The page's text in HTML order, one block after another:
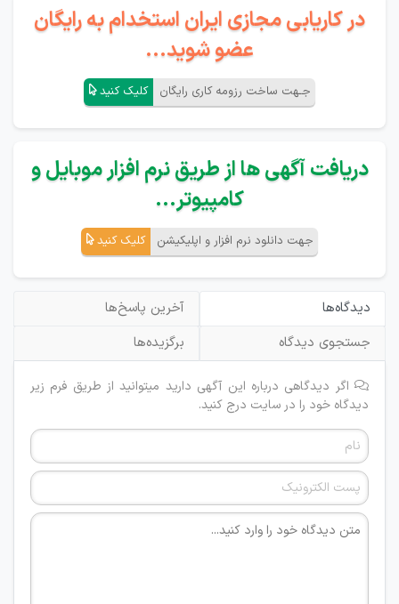
در کاریابی مجازی ایران استخدام به رایگان
عضو شوید...
جـهت ساخت رزومه کاری رایگان کلیک کنید
دریافت آگهی ها از طریق نرم افزار موبایل و
کامپیوتر...
جهت دانلود نرم افزار و اپلیکیشن کلیک کنید
دیدگاه‌ها
آخرین پاسخ‌ها
جستجوی دیدگاه
برگزیده‌ها
اگر دیدگاهی درباره این آگهی دارید میتوانید از طریق فرم زیر
دیدگاه خود را در سایت درج کنید.